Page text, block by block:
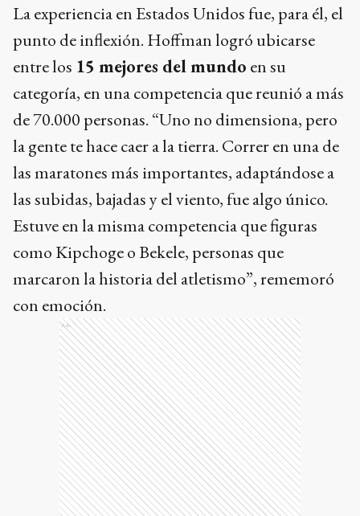
La experiencia en Estados Unidos fue, para él, el
punto de inflexión. Hoffman logró ubicarse
entre los 15 mejores del mundo en su
categoría, en una competencia que reunió a más
de 70.000 personas. “Uno no dimensiona, pero
la gente te hace caer a la tierra. Correr en una de
las maratones más importantes, adaptándose a
las subidas, bajadas y el viento, fue algo único.
Estuve en la misma competencia que figuras
como Kipchoge o Bekele, personas que
marcaron la historia del atletismo”, rememoró
con emoción.
Ads